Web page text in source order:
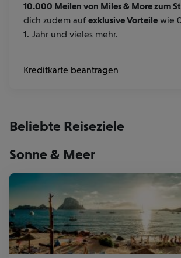
10.000 Meilen von Miles & More zum
dich zudem auf exklusive Vorteile wie
1. Jahr und vieles mehr.
Kreditkarte beantragen
Beliebte Reiseziele
Sonne & Meer